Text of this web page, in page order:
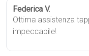
Federica V.
Ottima assistenza
impeccabile!